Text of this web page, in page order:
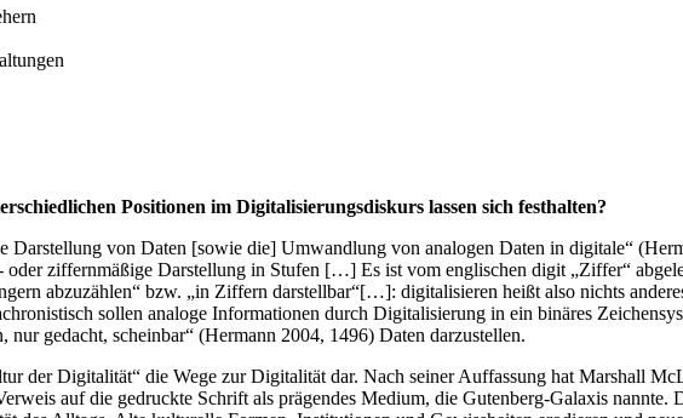
Positionen im Digitalisierungsdiskurs lassen sich festhalten?
von Daten [sowie die] Umwandlung von analogen Daten in digitale“
ziffernmäßige Darstellung in Stufen […] Es ist vom englischen digit „Ziffer“
abzuzählen“ bzw. „in Ziffern darstellbar“[…]: digitalisieren heißt also nichts
sollen analoge Informationen durch Digitalisierung in ein binäres
gedacht, scheinbar“ (Hermann 2004, 1496) Daten darzustellen.
der Digitalität“ die Wege zur Digitalität dar. Nach seiner Auffassung hat Marshall
auf die gedruckte Schrift als prägendes Medium, die Gutenberg-Galaxis nannte.